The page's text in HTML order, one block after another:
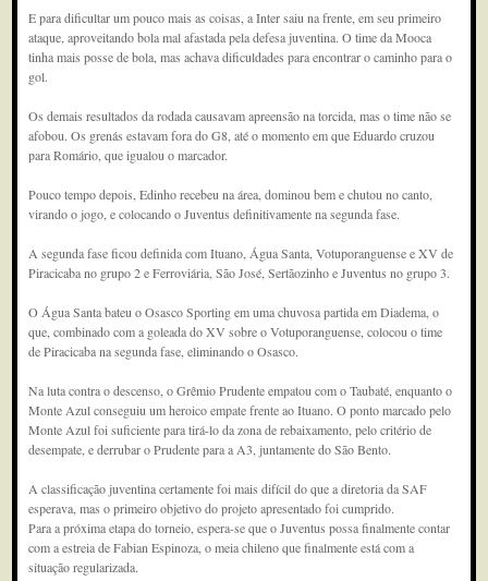
E para dificultar um pouco mais as coisas, a Inter saiu na frente, em seu primeiro
ataque, aproveitando bola mal afastada pela defesa juventina. O time da Mooca
tinha mais posse de bola, mas achava dificuldades para encontrar o caminho para o
gol.
Os demais resultados da rodada causavam apreensão na torcida, mas o time não se
afobou. Os grenás estavam fora do G8, até o momento em que Eduardo cruzou
para Romário, que igualou o marcador.
Pouco tempo depois, Edinho recebeu na área, dominou bem e chutou no canto,
virando o jogo, e colocando o Juventus definitivamente na segunda fase.
A segunda fase ficou definida com Ituano, Água Santa, Votuporanguense e XV de
Piracicaba no grupo 2 e Ferroviária, São José, Sertãozinho e Juventus no grupo 3.
O Água Santa bateu o Osasco Sporting em uma chuvosa partida em Diadema, o
que, combinado com a goleada do XV sobre o Votuporanguense, colocou o time
de Piracicaba na segunda fase, eliminando o Osasco.
Na luta contra o descenso, o Grêmio Prudente empatou com o Taubaté, enquanto o
Monte Azul conseguiu um heroico empate frente ao Ituano. O ponto marcado pelo
Monte Azul foi suficiente para tirá-lo da zona de rebaixamento, pelo critério de
desempate, e derrubar o Prudente para a A3, juntamente do São Bento.
A classificação juventina certamente foi mais difícil do que a diretoria da SAF
esperava, mas o primeiro objetivo do projeto apresentado foi cumprido.
Para a próxima etapa do torneio, espera-se que o Juventus possa finalmente contar
com a estreia de Fabian Espinoza, o meia chileno que finalmente está com a
situação regularizada.